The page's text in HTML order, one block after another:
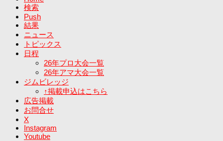
検索
Push
結果
ニュース
トピックス
日程
26年プロ大会一覧
26年アマ大会一覧
ジムビレッジ
↑掲載申込はこちら
広告掲載
お問合せ
X
Instagram
Youtube